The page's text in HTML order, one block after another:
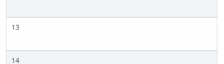
13
14